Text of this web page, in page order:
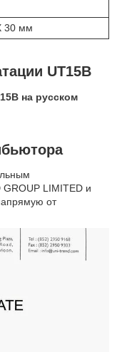
30 мм
UT15B
на русском
LIMITED и
от